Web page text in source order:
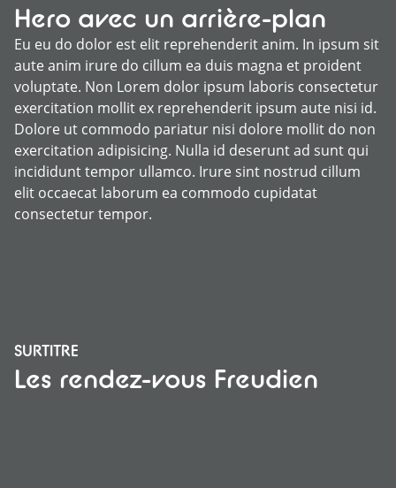
Hero avec un arrière-plan
Eu eu do dolor est elit reprehenderit anim. In ipsum sit
aute anim irure do cillum ea duis magna et proident
voluptate. Non Lorem dolor ipsum laboris consectetur
exercitation mollit ex reprehenderit ipsum aute nisi id.
Dolore ut commodo pariatur nisi dolore mollit do non
exercitation adipisicing. Nulla id deserunt ad sunt qui
incididunt tempor ullamco. Irure sint nostrud cillum
elit occaecat laborum ea commodo cupidatat
consectetur tempor.
Les rendez-vous Freudien
SURTITRE